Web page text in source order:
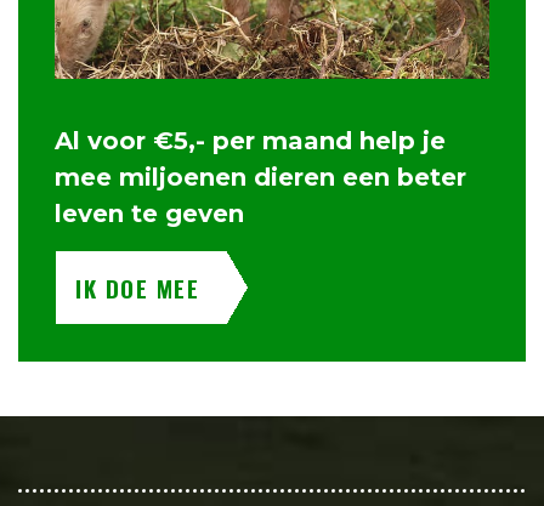
Al voor €5,- per maand help je
mee miljoenen dieren een beter
leven te geven
IK DOE MEE